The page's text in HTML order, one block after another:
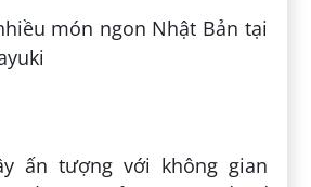
món ngon Nhật Bản tại
ấn tượng với không gian